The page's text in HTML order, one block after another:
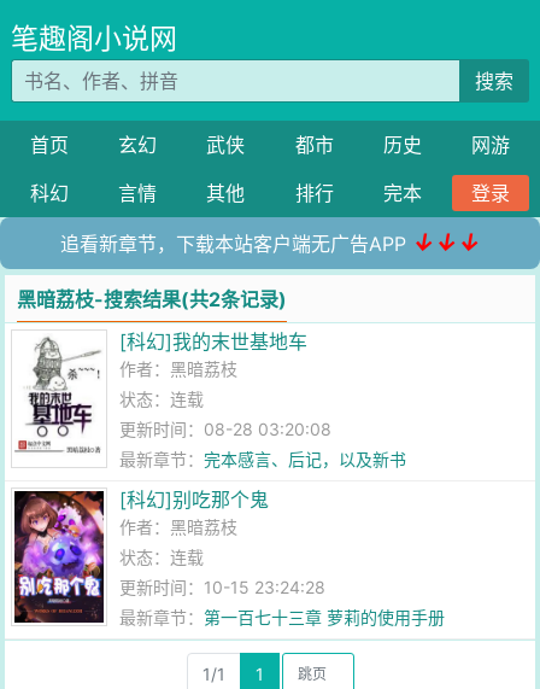
笔趣阁小说网
搜索
首页 玄幻 武侠 都市 历史
网游
科幻
言情 其他 排行 完本 登录
追看新章节，下载本站客户端无广告APP ↓↓↓
黑暗荔枝-搜索结果(共2条记录)
[科幻]我的末世基地车
作者： 黑暗荔枝
状态：连载
更新时间：08-28 03:20:08
最新章节：完本感言、后记，以及新书
[科幻]别吃那个鬼
作者： 黑暗荔枝
状态：连载
更新时间：10-15 23:24:28
最新章节：第一百七十三章 萝莉的使用手册
1/1 1